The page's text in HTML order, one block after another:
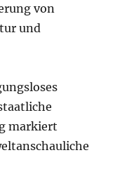
von
und
markiert